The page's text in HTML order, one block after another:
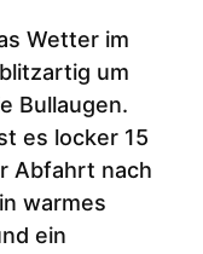
Wetter im
um
Bullaugen.
es locker 15
Abfahrt nach
warmes
ein